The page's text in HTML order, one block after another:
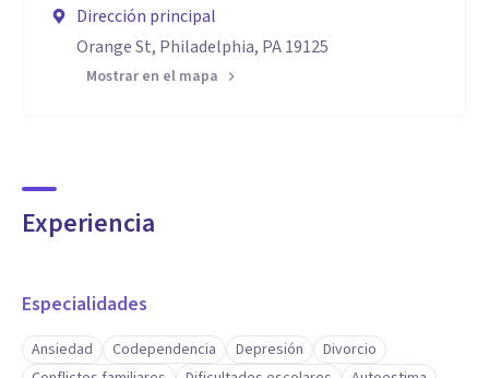
Dirección principal
Orange St, Philadelphia, PA 19125
Mostrar en el mapa
Experiencia
Especialidades
Ansiedad Codependencia Depresión
Divorcio